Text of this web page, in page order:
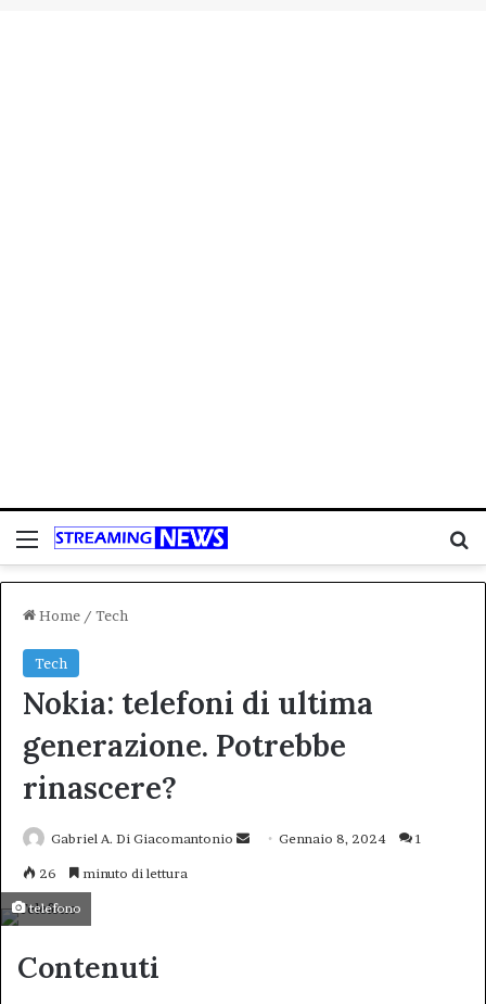
Menu
Home / Tech
Tech
Nokia: telefoni di ultima
generazione. Potrebbe
rinascere?
Gabriel A. Di Giacomantonio
InviaGennaio 8, 2024 1
26 minuto di lettura
telefono
Contenuti